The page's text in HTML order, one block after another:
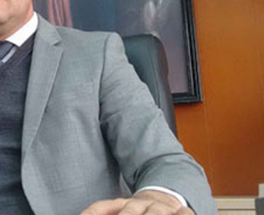
la adopción simple
Buenos Aires; detonación alarma a vecinos